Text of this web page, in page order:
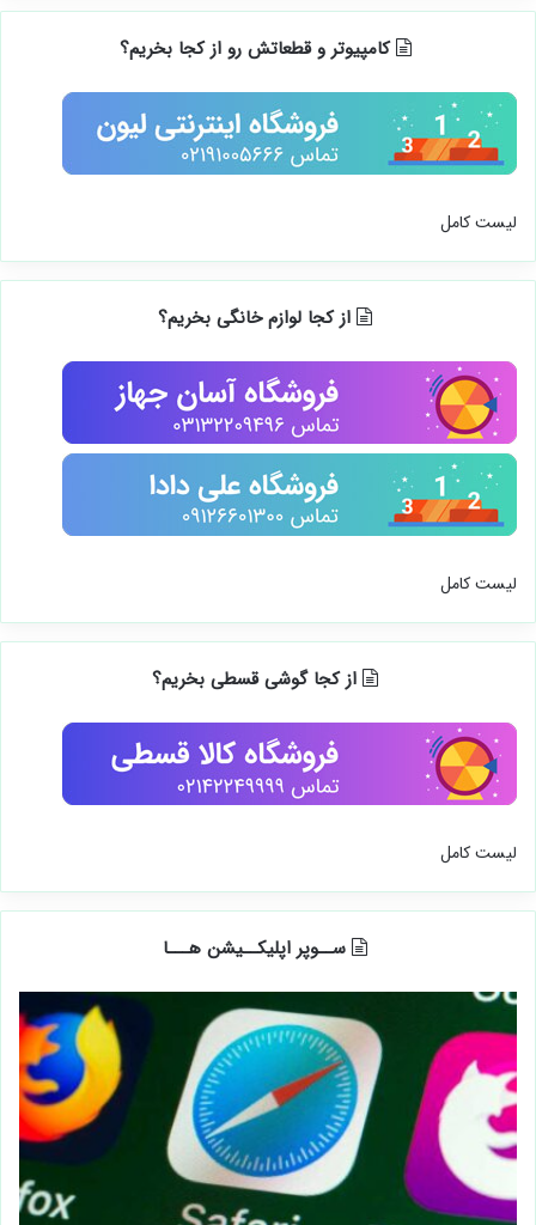
کامپیوتر و قطعاتش رو از کجا بخریم؟
لیست کامل
از کجا لوازم خانگی بخریم؟
لیست کامل
از کجا گوشی قسطی بخریم؟
لیست کامل
ســوپر اپلیکــیشن هـــا